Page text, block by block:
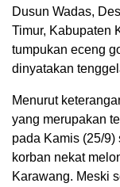
Dusun Wadas,
Timur, Kabupaten
tumpukan eceng
dinyatakan
Menurut
yang merupakan
pada Kamis (25/9)
korban nekat
Karawang. Meski